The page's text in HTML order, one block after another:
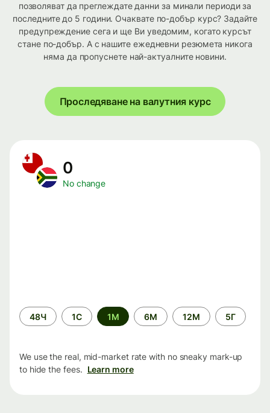
позволяват да преглеждате данни за минали периоди за
последните до 5 години. Очаквате по-добър курс? Задайте
предупреждение сега и ще Ви уведомим, когато курсът
стане по-добър. А с нашите ежедневни резюмета никога
няма да пропуснете най-актуалните новини.
Проследяване на валутния курс
0
No change
Time
period
48Ч 1С 1М 6М 12М 5Г
We use the real, mid-market rate with no sneaky mark-up
to hide the fees. Learn more